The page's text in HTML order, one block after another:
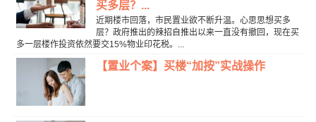
买多层？...
近期楼市回落，市民置业欲不断升温。心思思想买多
层？政府推出的辣招自推出以来一直没有撤回，现在买
多一层楼作投资依然要交15%物业印花税。...
【置业个案】买楼“加按”实战操作